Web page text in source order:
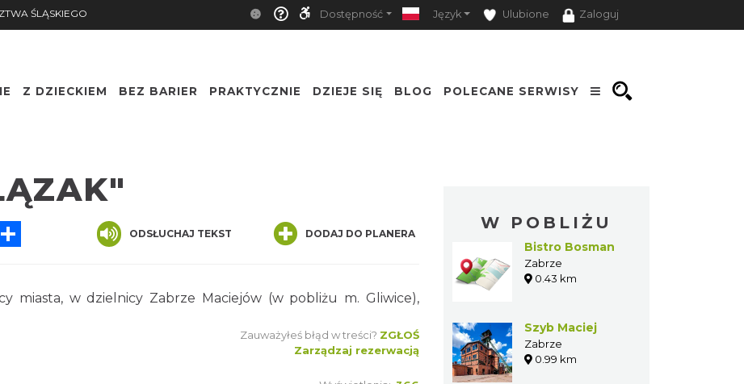
ŚLĄSKIEGO Dostępność Język Ulubione Zaloguj
Z DZIECKIEM BEZ BARIER PRAKTYCZNIE DZIEJE SIĘ BLOG POLECANE SERWISY
Messenger ODSŁUCHAJ TEKST DODAJ DO PLANERA
miasta, w dzielnicy Zabrze Maciejów (w pobliżu m. Gliwice),
Zauważyłeś błąd w treści? ZGŁOŚ
Zarządzaj rezerwacją
W POBLIŻU
Bistro Bosman
Zabrze
0.43 km
Szyb Maciej
Zabrze
0.99 km